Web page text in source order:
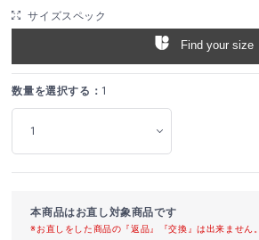
サイズスペック
Find your size
数量を選択する： 1
本商品はお直し対象商品です
※お直しをした商品の『返品』『交換』は出来ません。